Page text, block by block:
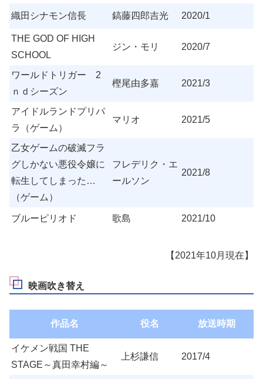
織田シナモン信長 鎬藤四郎吉光 2020/1
THE GOD OF HIGH
SCHOOL
ジン・モリ 2020/7
ワールドトリガー 2
ｎｄシーズン
樫尾由多嘉 2021/3
アイドルランドプリパ
ラ（ゲーム）
マリオ 2021/5
乙女ゲームの破滅フラ
グしかない悪役令嬢に
転生してしまった…
（ゲーム）
フレデリク・エ
ールソン
2021/8
ブルーピリオド 歌島 2021/10
【2021年10月現在】
映画吹き替え
作品名 役名 放送時期
イケメン戦国 THE
STAGE～真田幸村編～
上杉謙信 2017/4